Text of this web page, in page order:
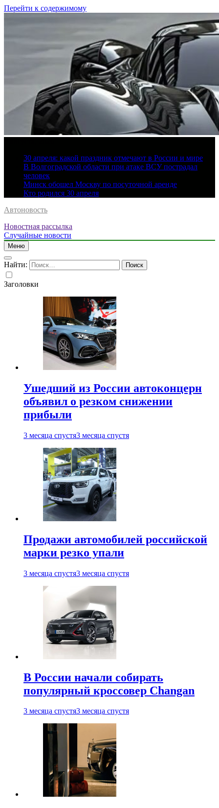
Перейти к содержимому
30 апреля: какой праздник отмечают в России и мире
В Волгоградской области при атаке ВСУ пострадал
человек
Минск обошел Москву по посуточной аренде
Кто родился 30 апреля
Автоновость
Новостная рассылка
Случайные новости
Меню
Найти:
Заголовки
Ушедший из России автоконцерн
объявил о резком снижении
прибыли
3 месяца спустя3 месяца спустя
Продажи автомобилей российской
марки резко упали
3 месяца спустя3 месяца спустя
В России начали собирать
популярный кроссовер Changan
3 месяца спустя3 месяца спустя